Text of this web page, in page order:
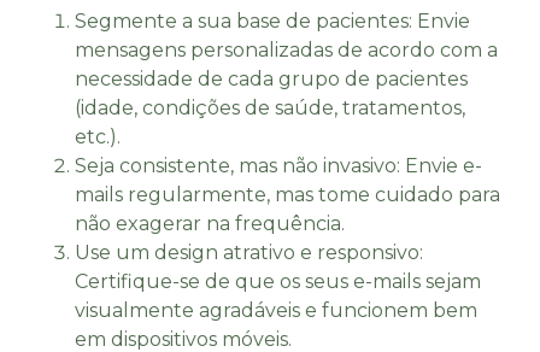
Segmente a sua base de pacientes: Envie
mensagens personalizadas de acordo com a
necessidade de cada grupo de pacientes
(idade, condições de saúde, tratamentos,
etc.).
Seja consistente, mas não invasivo: Envie e-
mails regularmente, mas tome cuidado para
não exagerar na frequência.
Use um design atrativo e responsivo:
Certifique-se de que os seus e-mails sejam
visualmente agradáveis e funcionem bem
em dispositivos móveis.